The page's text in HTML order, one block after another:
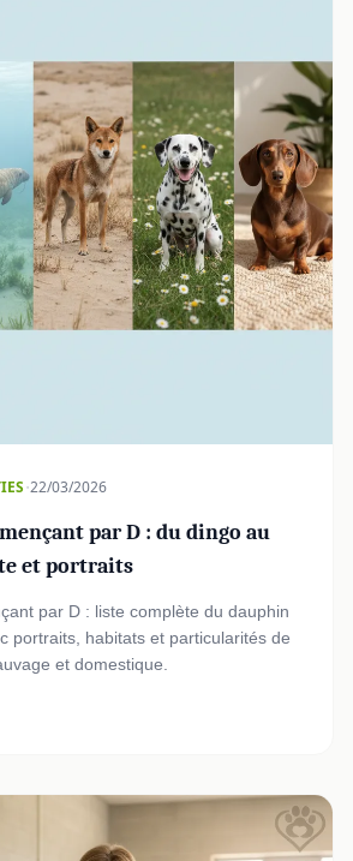
·22/03/2026
par D : du dingo au
et portraits
par D : liste complète du dauphin
portraits, habitats et particularités de
et domestique.